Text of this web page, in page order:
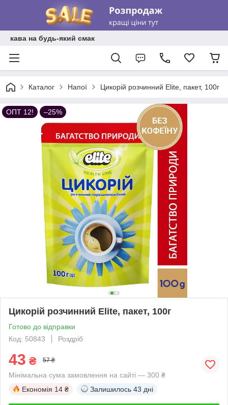
кава на будь-який смак
Каталог Напої Цикорій розчинний Elite, пакет, 100г
ОПТ 12! –25%
Цикорій розчинний Elite, пакет, 100г
Готово до відправки
Код: 50843
Роздріб
43 ₴ 57 ₴
Мінімальна сума замовлення на сайті — 300 ₴
Економія 14 ₴ Залишилось 43 дні